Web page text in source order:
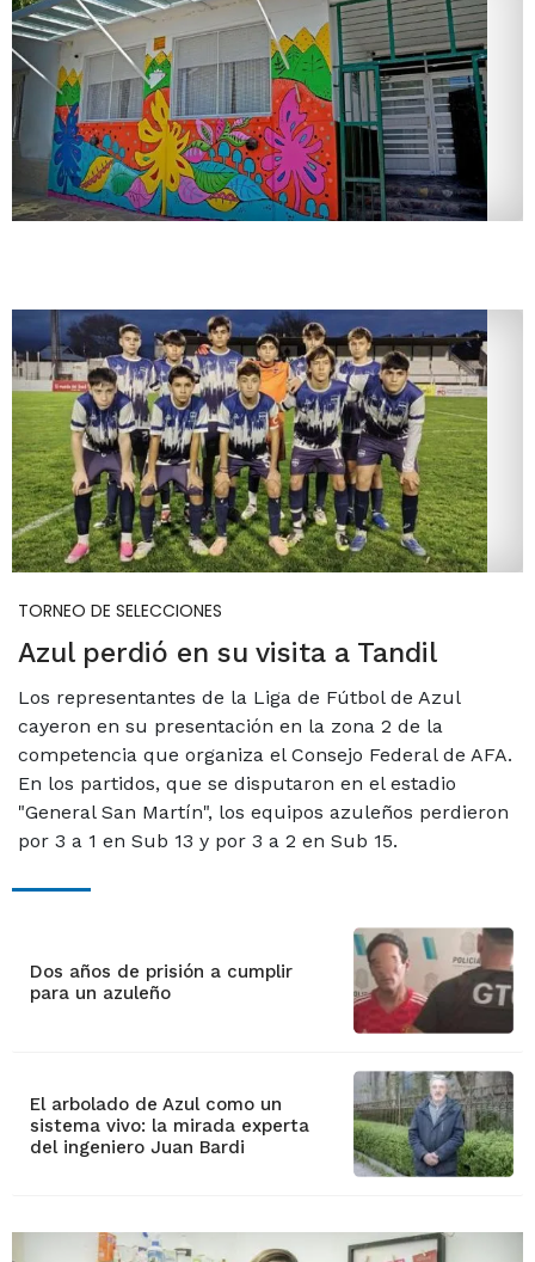
TORNEO DE SELECCIONES
Azul perdió en su visita a Tandil
Los representantes de la Liga de Fútbol de Azul
cayeron en su presentación en la zona 2 de la
competencia que organiza el Consejo Federal de AFA.
En los partidos, que se disputaron en el estadio
"General San Martín", los equipos azuleños perdieron
por 3 a 1 en Sub 13 y por 3 a 2 en Sub 15.
Dos años de prisión a cumplir
para un azuleño
El arbolado de Azul como un
sistema vivo: la mirada experta
del ingeniero Juan Bardi